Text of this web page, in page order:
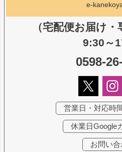
e-
（宅配便お届け・
9:30～
0598-
営業日・対応時
休業日Google
お問い